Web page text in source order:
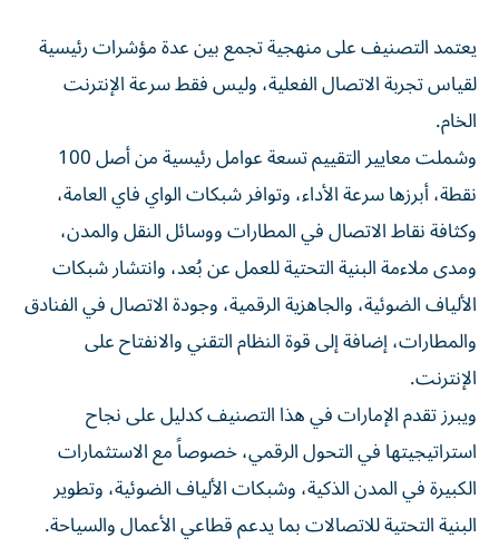
يعتمد التصنيف على منهجية تجمع بين عدة مؤشرات رئيسية
لقياس تجربة الاتصال الفعلية، وليس فقط سرعة الإنترنت
الخام.
وشملت معايير التقييم تسعة عوامل رئيسية من أصل 100
نقطة، أبرزها سرعة الأداء، وتوافر شبكات الواي فاي العامة،
وكثافة نقاط الاتصال في المطارات ووسائل النقل والمدن،
ومدى ملاءمة البنية التحتية للعمل عن بُعد، وانتشار شبكات
الألياف الضوئية، والجاهزية الرقمية، وجودة الاتصال في الفنادق
والمطارات، إضافة إلى قوة النظام التقني والانفتاح على
الإنترنت.
ويبرز تقدم الإمارات في هذا التصنيف كدليل على نجاح
استراتيجيتها في التحول الرقمي، خصوصاً مع الاستثمارات
الكبيرة في المدن الذكية، وشبكات الألياف الضوئية، وتطوير
البنية التحتية للاتصالات بما يدعم قطاعي الأعمال والسياحة.